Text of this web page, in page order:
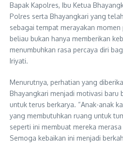
Bapak Kapolres, Ibu Ketua
Polres serta Bhayangkari yang
sebagai tempat merayakan momen
beliau bukan hanya memberikan
menumbuhkan rasa percaya diri
Iriyati.
Menurutnya, perhatian yang
Bhayangkari menjadi motivasi baru
untuk terus berkarya. “Anak-anak
yang membutuhkan ruang untuk
seperti ini membuat mereka
Semoga kebaikan ini menjadi